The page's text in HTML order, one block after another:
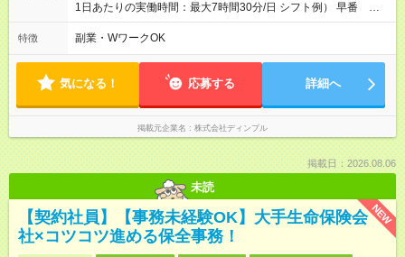
1日あたりの実働時間：最大7時間30分/日 シフト例） 早番
9:30～18:10（休憩1時間10分） 遅番 10:00～18:45（休憩1時
間15分） ＊残業は基本的にありません
特徴 副業・WワークOK
気になる！ 応募する 詳細へ
掲載元企業名 株式会社ディンプル
掲載日：2026.08.06
未読
NEW
【契約社員】【事務未経験OK】大手生命保険会
社×コツコツ進める保全事務！